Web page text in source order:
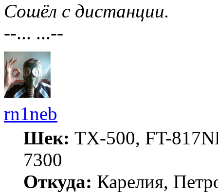
Сошёл с дистанции.
--... ...--
rn1neb
Шек: TX-500, FT-
7300
Откуда: Карелия,